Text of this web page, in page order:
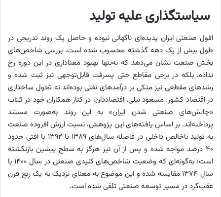
سیاستگذاری علیه تولید
افول صنعتی ایران پدیده‌ای ناگهانی نبوده و حاصل یک روند تدریجی در
طول بیش از یک دهه گذشته محسوب شده است. بررسی شاخص‌های
بخش صنعت نشان می‌دهد که نه‌تنها بهبود معناداری در این دوره رخ
نداده، بلکه در برخی مقاطع حتی پسرفت قابل‌توجهی نیز ثبت شده و
رشدهای مقطعی نیز متکی بر درآمدهای نفتی بوده‌اند نه تحول ساختاری
در اقتصاد کشور. مسعود نیلی، اقتصاددان، در کنار همکاران خود در کتاب
«چالش‌های صنعتی شدن ایران» به این روند به‌صورت مستند
پرداخته‌اند. بر اساس یافته‌های این پژوهش، نسبت ارزش افزوده صنعت
به تولید ناخالص داخلی در فاصله سال‌های ۱۳۸۹ تا ۱۳۹۲ با افتی حدود
۴۰ درصد مواجه شده و پس از آن نیز هرگز به سطح پیشین بازنگشته
است؛ به‌گونه‌ای که وضعیت شاخص‌های کلیدی صنعتی در سال ۱۴۰۰ با
سال ۱۳۷۴ مقایسه شده و این موضوع به معنای نزدیک به یک ربع قرن
عقب‌گرد در مسیر توسعه صنعتی تلقی شده است.